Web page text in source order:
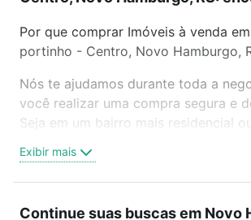
Por que comprar Imóveis à venda
portinho - Centro, Novo Hamburgo,
Nós te ajudamos durante toda a
você realizar uma compra segura e
Seja em um bairro mais residencial
oferta ideal de Imóveis à venda em
portinho - Centro, Novo Hamburgo,
Exibir mais
Continue suas buscas em Novo